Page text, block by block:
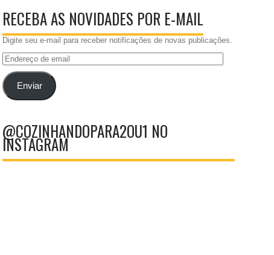
RECEBA AS NOVIDADES POR E-MAIL
Digite seu e-mail para receber notificações de novas publicações.
Endereço
emailEnviar
@COZINHANDOPARA2OU1 NO
INSTAGRAM